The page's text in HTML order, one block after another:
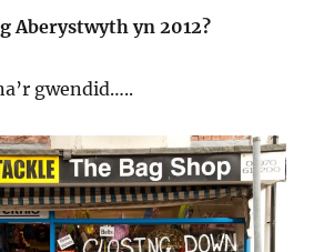
Aberystwyth yn 2012?
gwendid…..